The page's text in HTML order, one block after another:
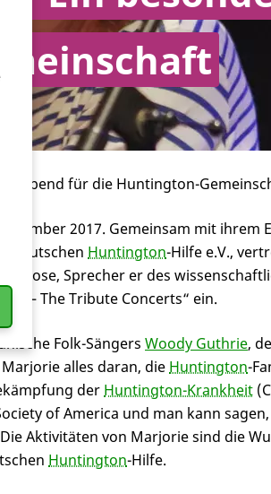
Abend für die Huntington-
2017. Gemeinsam mit ihrem
Deutschen Huntington-Hilfe e.V.,
Dose, Sprecher er des
– The Tribute Concerts“ ein.
Folk-Sängers Woody Guthrie,
alles daran, die Huntington-
der Huntington-Krankheit
of America und man kann
Aktivitäten von Marjorie sind die
Huntington-Hilfe.